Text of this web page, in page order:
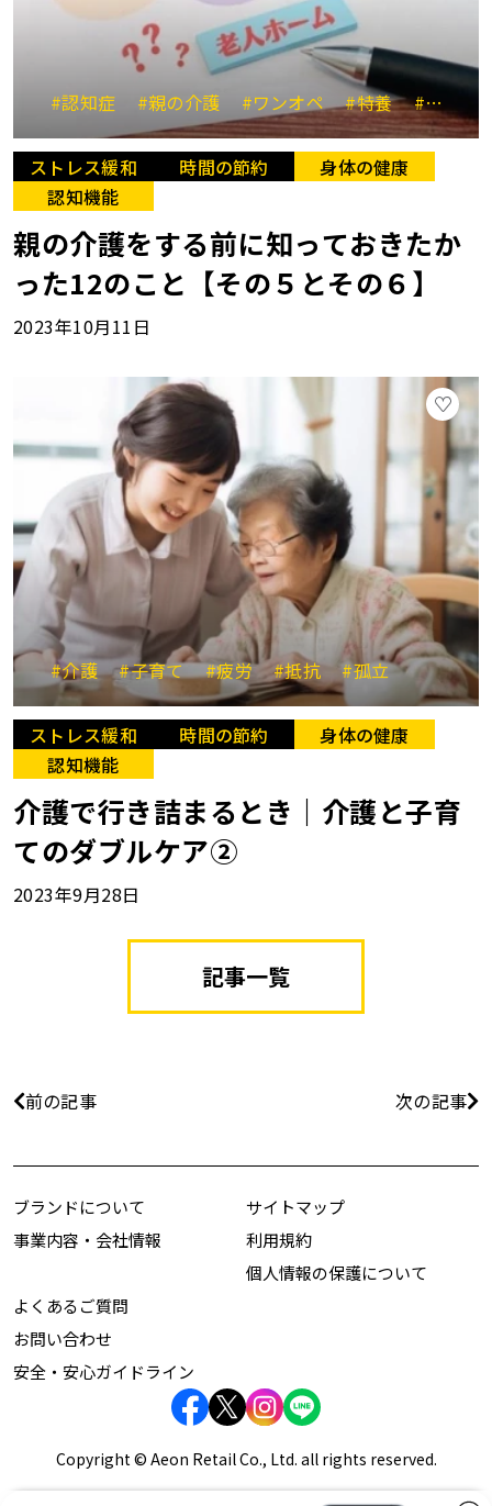
#認知症 #親の介護 #ワンオペ #特養 #ダブルケア
ストレス緩和 時間の節約
身体の健康
認知機能
親の介護をする前に知っておきたか
った12のこと【その５とその６】
2023年10月11日
#介護 #子育て #疲労 #抵抗 #孤立
ストレス緩和 時間の節約
身体の健康
認知機能
介護で行き詰まるとき｜介護と子育
てのダブルケア②
2023年9月28日
記事一覧
前の記事 次の記事
ブランドについて
事業内容・会社情報
サイトマップ
利用規約
個人情報の保護について
よくあるご質問
お問い合わせ
安全・安心ガイドライン
Copyright © Aeon Retail Co., Ltd. all rights reserved.